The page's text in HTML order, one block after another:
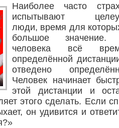
Наиболее часто
испытывают
люди, время для
большое
человека всё
определённой
отведено
Человек начинает
этой дистанции и
этого сделать. Если
он удивится и